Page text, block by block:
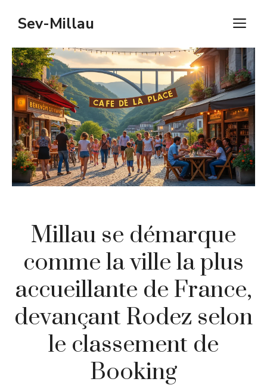
Sev-Millau
Millau se démarque
comme la ville la plus
accueillante de France,
devançant Rodez selon
le classement de
Booking